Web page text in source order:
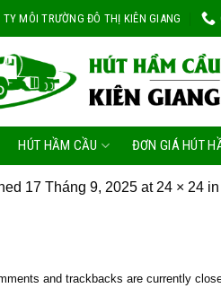
TY MÔI TRƯỜNG ĐÔ THỊ KIÊN GIANG
HÚT HẦM CẦU ĐƠN GIÁ HÚT
17 Tháng 9, 2025 at 24 × 24 in
and trackbacks are currently